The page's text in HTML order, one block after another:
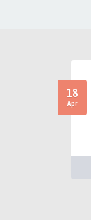
18
Apr